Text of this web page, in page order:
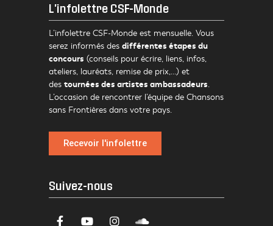
L'infolettre CSF-Monde
L’infolettre CSF-Monde est mensuelle. Vous
serez informés des différentes étapes du
concours (conseils pour écrire, liens, infos,
ateliers, lauréats, remise de prix,…) et
des tournées des artistes ambassadeurs.
L’occasion de rencontrer l’équipe de Chansons
sans Frontières dans votre pays.
Recevoir l'infolettre
Suivez-nous